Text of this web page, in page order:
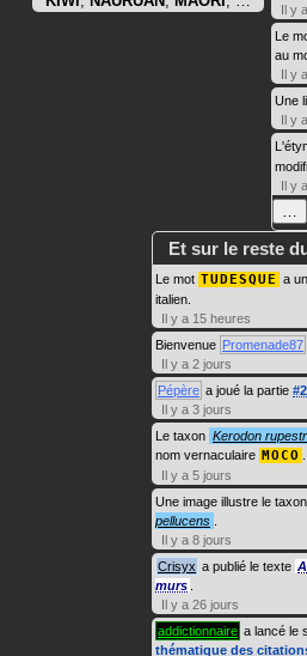
Il y
Le
au
Il y
Une
Il y
Il y
Et sur le reste
Le mot TUDESQUE a
italien.
Il y a 15 heures
Bienvenue Promenade87
Il y a 2 jours
Pépère a joué la partie
Il y a 3 jours
Le taxon Kerodon
nom vernaculaire MOCO
Il y a 5 jours
Une image illustre le taxon
pellucens
Il y a 8 jours
Crisyx a publié le texte
murs
Il y a 26 jours
addictionnaire a lancé le
thématique des